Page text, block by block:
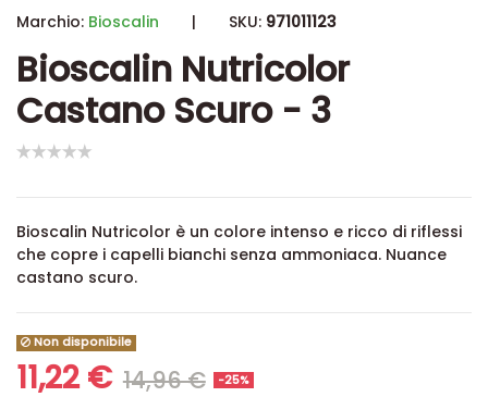
Marchio: Bioscalin | SKU: 971011123
Bioscalin Nutricolor
Castano Scuro - 3
Bioscalin Nutricolor è un colore intenso e ricco di riflessi
che copre i capelli bianchi senza ammoniaca. Nuance
castano scuro.
Non disponibile
11,22 € 14,96 € -25%